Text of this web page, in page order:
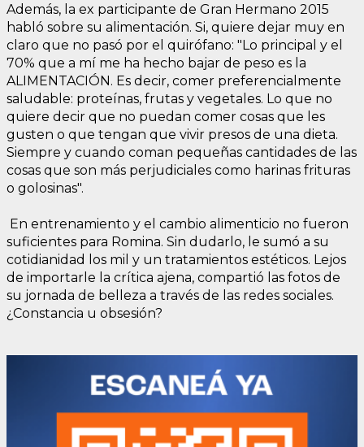
Además, la ex participante de Gran Hermano 2015
habló sobre su alimentación. Si, quiere dejar muy en
claro que no pasó por el quirófano: "Lo principal y el
70% que a mí me ha hecho bajar de peso es la
ALIMENTACIÓN. Es decir, comer preferencialmente
saludable: proteínas, frutas y vegetales. Lo que no
quiere decir que no puedan comer cosas que les
gusten o que tengan que vivir presos de una dieta.
Siempre y cuando coman pequeñas cantidades de las
cosas que son más perjudiciales como harinas frituras
o golosinas".
En entrenamiento y el cambio alimenticio no fueron
suficientes para Romina. Sin dudarlo, le sumó a su
cotidianidad los mil y un tratamientos estéticos. Lejos
de importarle la crítica ajena, compartió las fotos de
su jornada de belleza a través de las redes sociales.
¿Constancia u obsesión?